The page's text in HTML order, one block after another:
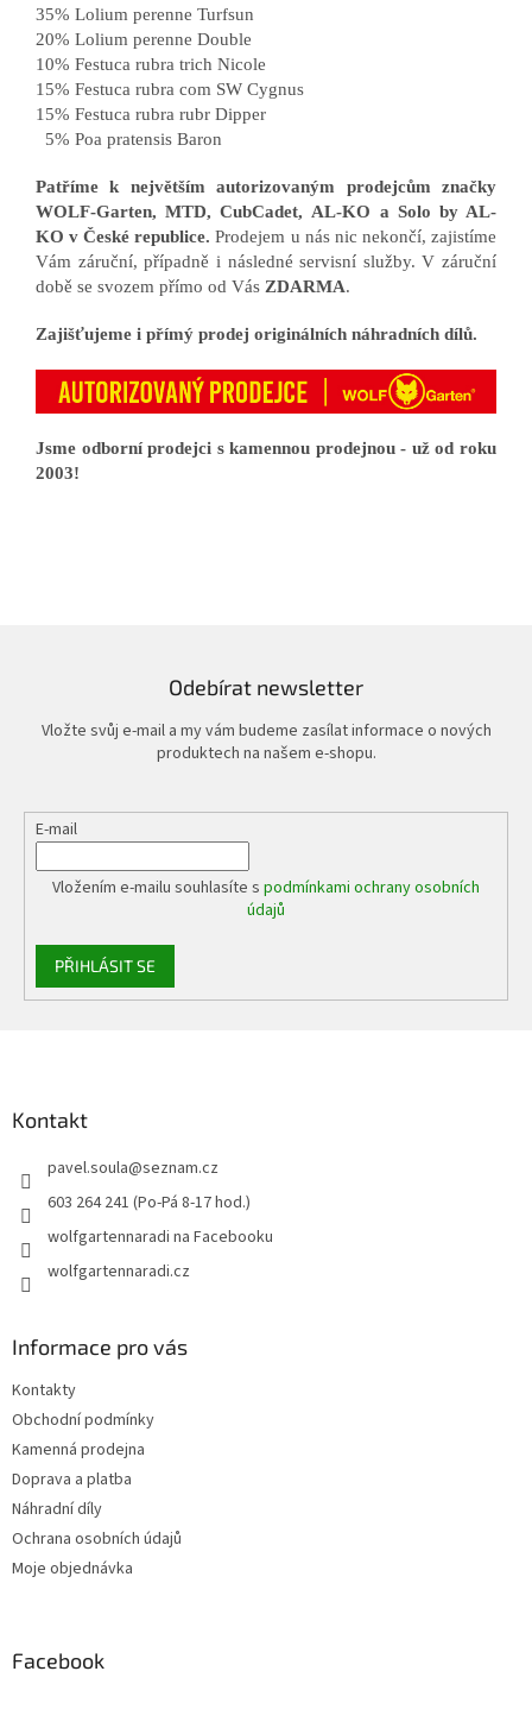
35% Lolium perenne Turfsun
20% Lolium perenne Double
10% Festuca rubra trich Nicole
15% Festuca rubra com SW Cygnus
15% Festuca rubra rubr Dipper
5% Poa pratensis Baron
Patříme k největším autorizovaným prodejcům značky
WOLF-Garten, MTD, CubCadet, AL-KO a Solo by AL-
KO v České republice.Prodejem u nás nic nekončí, zajistíme
Vám záruční, případně i následné servisní služby. V záruční
době se svozem přímo od Vás ZDARMA.
Zajišťujeme i přímý prodej originálních náhradních dílů.
Jsme odborní prodejci s kamennou prodejnou - už od roku
2003!
Odebírat newsletter
Vložte svůj e-mail a my vám budeme zasílat informace o nových
produktech na našem e-shopu.
E-mail
Vložením e-mailu souhlasíte s podmínkami ochrany osobních
údajů
PŘIHLÁSIT SE
Kontakt
pavel.soula@seznam.cz
603 264 241 (Po-Pá 8-17 hod.)
wolfgartennaradi na Facebooku
wolfgartennaradi.cz
Informace pro vás
Kontakty
Obchodní podmínky
Kamenná prodejna
Doprava a platba
Náhradní díly
Ochrana osobních údajů
Moje objednávka
Facebook